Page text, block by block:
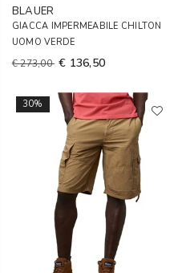
BLAUER
GIACCA IMPERMEABILE CHILTON
UOMO VERDE
€ 273,00 € 136,50
30%